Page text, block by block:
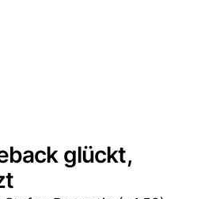
glückt,